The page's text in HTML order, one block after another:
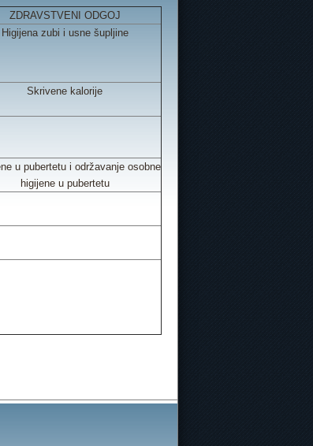
ZDRAVSTVENI ODGOJ
Higijena zubi i usne šupljine
Skrivene kalorije
u pubertetu i održavanje osobne
higijene u pubertetu